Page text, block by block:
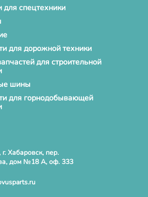
спецтехники
для дорожной техники
для строительной
шины
для горнодобывающей
Хабаровск, пер.
дом №18 А, оф. 333